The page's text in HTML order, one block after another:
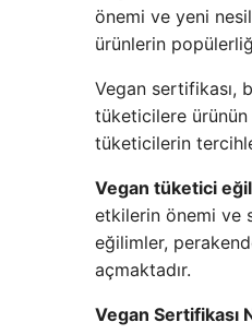
önemi ve yeni
ürünlerin
Vegan sertifikası,
tüketicilere
tüketicilerin
Vegan tüketici
etkilerin önemi ve
eğilimler,
açmaktadır.
Vegan Sertifikası